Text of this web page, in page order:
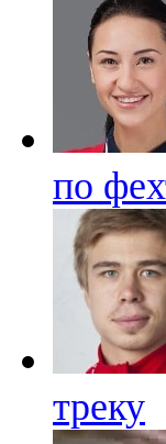
по
треку